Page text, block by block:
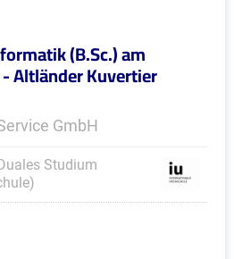
(B.Sc.) am
Altländer Kuvertier
GmbH
Studium